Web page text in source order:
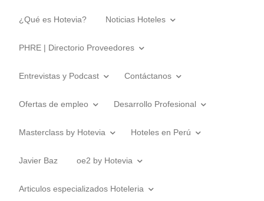
¿Qué es Hotevia? Noticias Hoteles
PHRE | Directorio Proveedores
Entrevistas y Podcast Contáctanos
Ofertas de empleo Desarrollo Profesional
Masterclass by Hotevia Hoteles en Perú
Javier Baz oe2 by Hotevia
Articulos especializados Hoteleria